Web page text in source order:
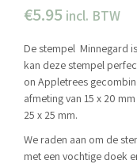
€5.95 incl. BTW
De stempel Minnegard
kan deze stempel
on Appletrees
afmeting van 15 x 20
25 x 25 mm.
We raden aan om de
met een vochtige doek